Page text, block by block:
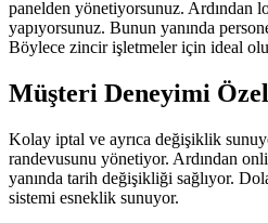
panelden yönetiyorsunuz. Ardından
yapıyorsunuz. Bunun yanında
Böylece zincir işletmeler için ideal
Müşteri Deneyimi
Kolay iptal ve ayrıca değişiklik
randevusunu yönetiyor. Ardından
yanında tarih değişikliği sağlıyor.
sistemi esneklik sunuyor.